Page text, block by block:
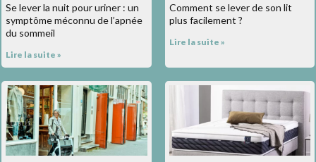
Se lever la nuit pour uriner : un
symptôme méconnu de l’apnée
du sommeil
Lire la suite »
Comment se lever de son lit
plus facilement ?
Lire la suite »